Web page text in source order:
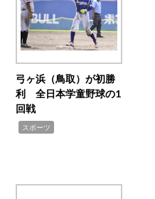
弓ヶ浜（鳥取）が初勝
利 全日本学童野球の1
回戦
スポーツ